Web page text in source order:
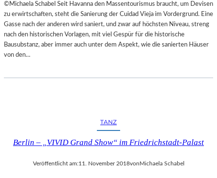
©Michaela Schabel Seit Havanna den Massentourismus braucht, um Devisen
zu erwirtschaften, steht die Sanierung der Cuidad Vieja im Vordergrund. Eine
Gasse nach der anderen wird saniert, und zwar auf höchsten Niveau, streng
nach den historischen Vorlagen, mit viel Gespür für die historische
Bausubstanz, aber immer auch unter dem Aspekt, wie die sanierten Häuser
von den…
TANZ
Berlin – „VIVID Grand Show“ im Friedrichstadt-Palast
Veröffentlicht am:11. November 2018von Michaela Schabel